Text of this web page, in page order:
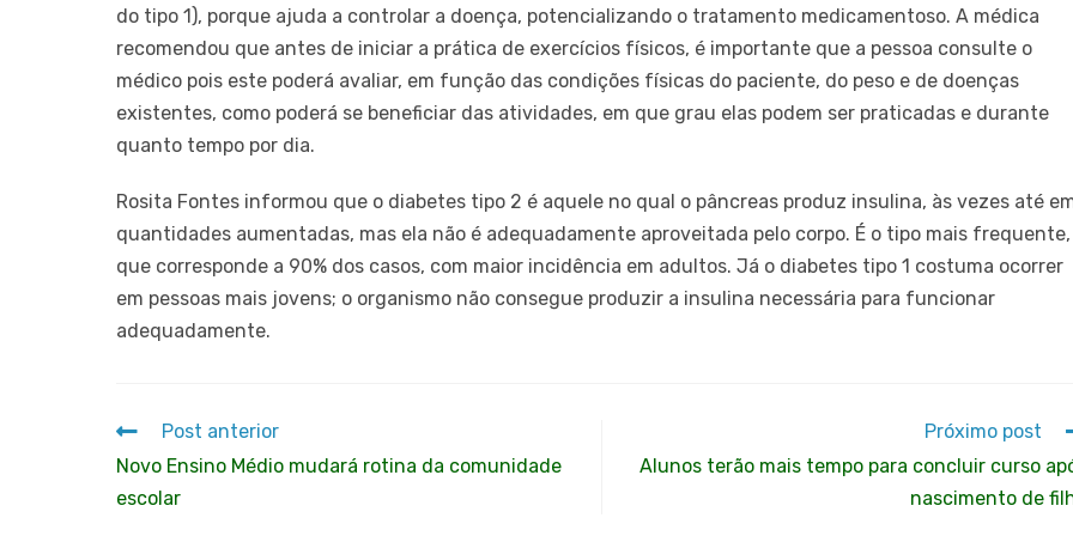
do tipo 1), porque ajuda a controlar a doença, potencializando o tratamento medicamentoso. A médica
recomendou que antes de iniciar a prática de exercícios físicos, é importante que a pessoa consulte o
médico pois este poderá avaliar, em função das condições físicas do paciente, do peso e de doenças
existentes, como poderá se beneficiar das atividades, em que grau elas podem ser praticadas e durante
quanto tempo por dia.
Rosita Fontes informou que o diabetes tipo 2 é aquele no qual o pâncreas produz insulina, às vezes até
quantidades aumentadas, mas ela não é adequadamente aproveitada pelo corpo. É o tipo mais frequente,
que corresponde a 90% dos casos, com maior incidência em adultos. Já o diabetes tipo 1 costuma ocorrer
em pessoas mais jovens; o organismo não consegue produzir a insulina necessária para funcionar
adequadamente.
Post anterior
Novo Ensino Médio mudará rotina da comunidade
escolar
Próximo post
Alunos terão mais tempo para concluir curso
nascimento de